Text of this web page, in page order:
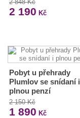
2 848 Kč
2 190 Kč
Pobyt u přehrady
Plumlov se snídaní i
plnou penzí
2 150 Kč
1 890 Kč